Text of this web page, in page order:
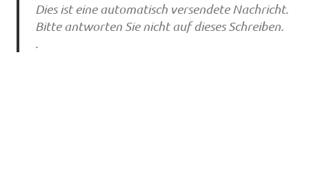
Dies ist eine automatisch versendete Nachricht.
Bitte antworten Sie nicht auf dieses Schreiben.
.